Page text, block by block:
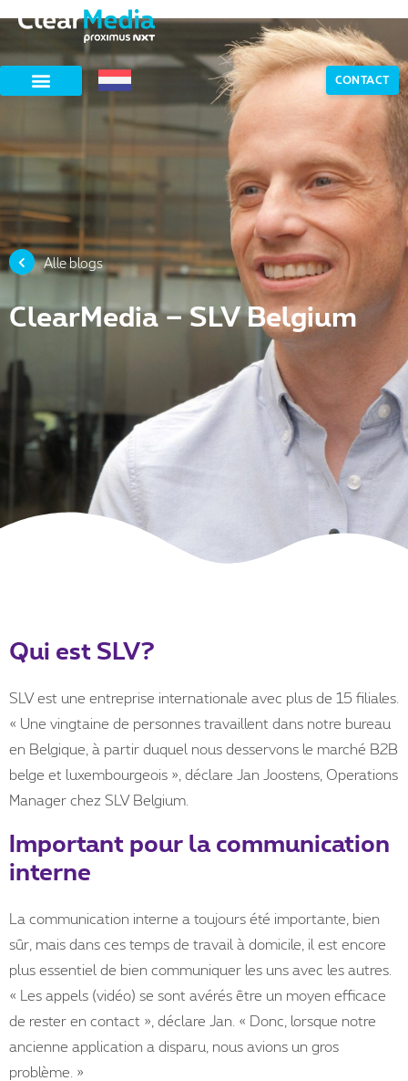
CONTACT
Alle blogs
ClearMedia – SLV Belgium
Qui est SLV?
SLV est une entreprise internationale avec plus de 15 filiales.
« Une vingtaine de personnes travaillent dans notre bureau
en Belgique, à partir duquel nous desservons le marché B2B
belge et luxembourgeois », déclare Jan Joostens, Operations
Manager chez SLV Belgium.
Important pour la communication
interne
La communication interne a toujours été importante, bien
sûr, mais dans ces temps de travail à domicile, il est encore
plus essentiel de bien communiquer les uns avec les autres.
« Les appels (vidéo) se sont avérés être un moyen efficace
de rester en contact », déclare Jan. « Donc, lorsque notre
ancienne application a disparu, nous avions un gros
problème. »